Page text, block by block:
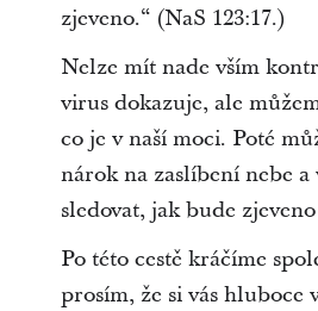
zjeveno.“ (NaS 123:17.)
Nelze mít nade vším
virus dokazuje, ale
co je v naší moci. Poté
nárok na zaslíbení nebe
sledovat, jak bude
Po této cestě kráčíme
prosím, že si vás hluboce